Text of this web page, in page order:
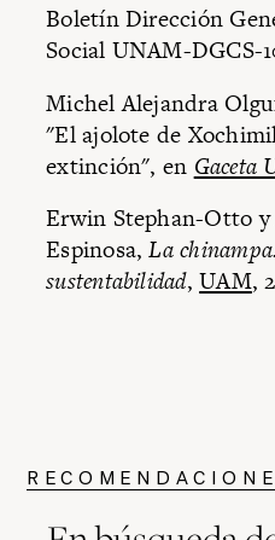
Boletín Dirección
Social UNAM-DGCS-
Michel Alejandra
"El ajolote de
extinción", en Gaceta
Erwin Stephan-Otto
Espinosa,La
sustentabilidad,UAM,